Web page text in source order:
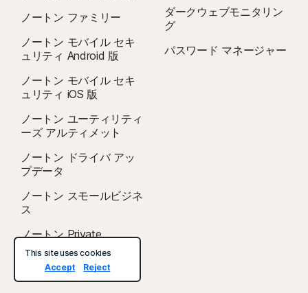
ノートン ファミリー
ノートン モバイル セキ
ュリティ Android 版
ノートン モバイル セキ
ュリティ iOS 版
ノートン ユーティリティ
ーズ アルティメット
ノートン ドライバ アッ
プデータ
ノートン スモールビジネ
ス
ノートン Private
Browser
ダークウェブモニタリン
グ
パスワード マネージャー
This site uses cookies
Accept
Reject